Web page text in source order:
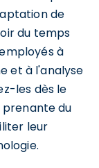
de
du temps
à
et à l'analyse
les dès le
du
leur